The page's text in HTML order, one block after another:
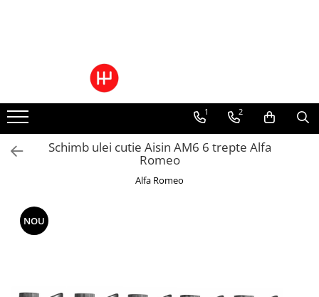
Ulei cutie automata
Filtre cutii automate
1 2
Schimb ulei cutie Aisin AM6 6 trepte Alfa
Romeo
Alfa Romeo
NOU